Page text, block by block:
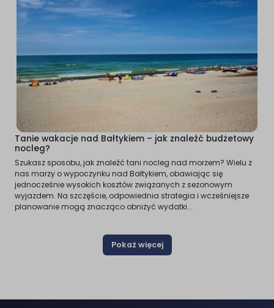
Tanie wakacje nad Bałtykiem – jak znaleźć budżetowy
nocleg?
Szukasz sposobu, jak znaleźć tani nocleg nad morzem? Wielu z
nas marzy o wypoczynku nad Bałtykiem, obawiając się
jednocześnie wysokich kosztów związanych z sezonowym
wyjazdem. Na szczęście, odpowiednia strategia i wcześniejsze
planowanie mogą znacząco obniżyć wydatki...
Pokaż więcej